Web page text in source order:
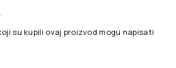
su kupili ovaj proizvod mogu napisati